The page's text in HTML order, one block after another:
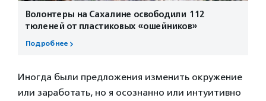
Волонтеры на Сахалине освободили 112
тюленей от пластиковых «ошейников»
Подробнее
Иногда были предложения изменить окружение
или заработать, но я осознанно или интуитивно